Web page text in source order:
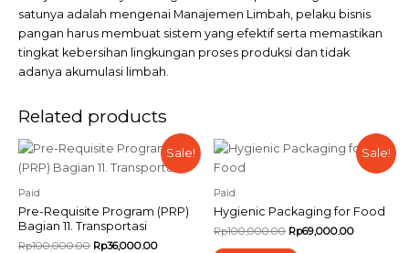
satunya adalah mengenai Manajemen Limbah, pelaku bisnis
pangan harus membuat sistem yang efektif serta memastikan
tingkat kebersihan lingkungan proses produksi dan tidak
adanya akumulasi limbah.
Related products
Sale!
Paid
Pre-Requisite Program (PRP)
Bagian 11. Transportasi
Rp100,000.00 Rp36,000.00
Sale!
Paid
Hygienic Packaging for Food
Rp100,000.00 Rp69,000.00